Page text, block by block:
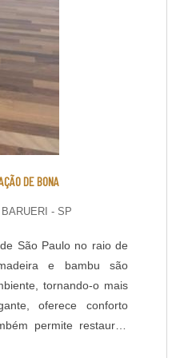
DE BONA
- SP
São Paulo no raio de
e bambu são
tornando-o mais
oferece conforto
permite restaurar,
de design,